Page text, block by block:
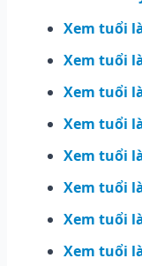
Xem tuổi
Xem tuổi
Xem tuổi
Xem tuổi
Xem tuổi
Xem tuổi
Xem tuổi
Xem tuổi